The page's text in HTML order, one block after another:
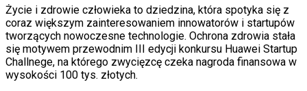
Życie i zdrowie człowieka to dziedzina, która spotyka się z
coraz większym zainteresowaniem innowatorów i startupów
tworzących nowoczesne technologie. Ochrona zdrowia stała
się motywem przewodnim III edycji konkursu Huawei Startup
Challnege, na którego zwycięzcę czeka nagroda finansowa w
wysokości 100 tys. złotych.